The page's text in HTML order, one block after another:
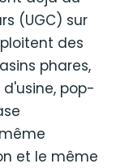
(UGC) sur
des
phares,
pop-
et le même